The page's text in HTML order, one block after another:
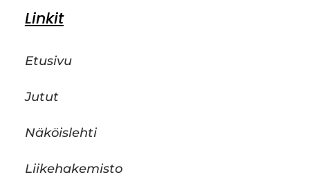
Linkit
Etusivu
Jutut
Näköislehti
Liikehakemisto